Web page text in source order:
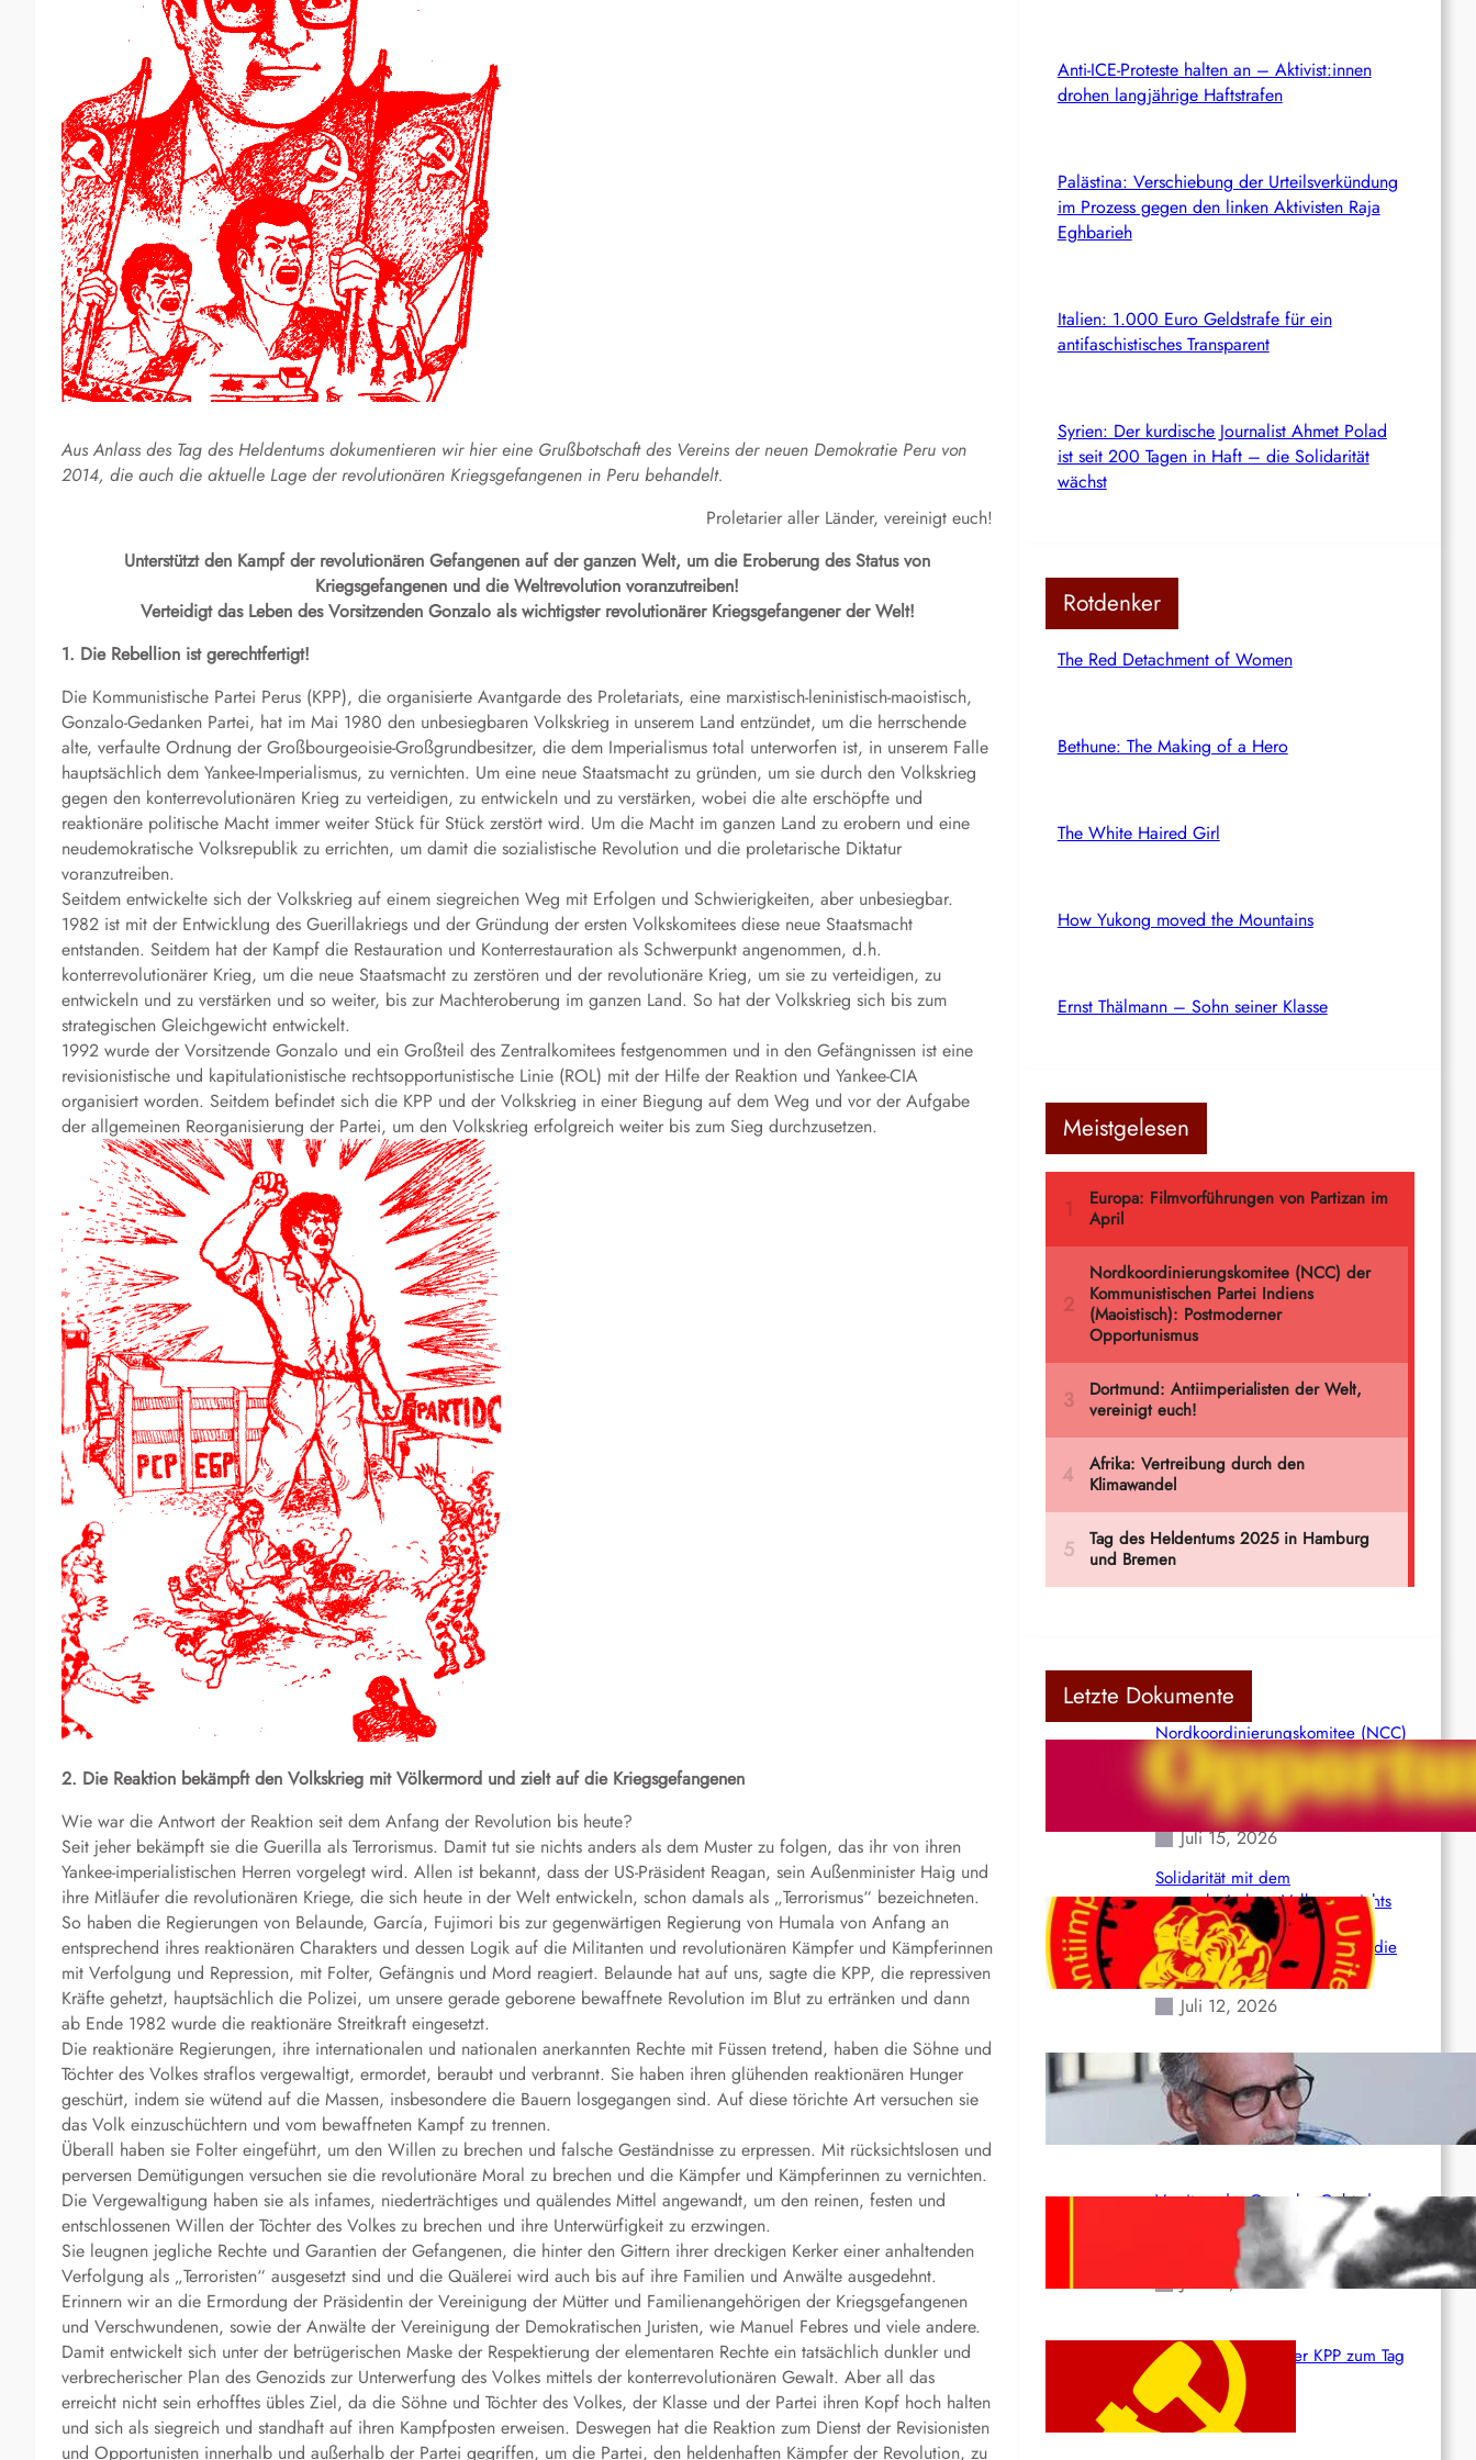
Aus Anlass des Tag des Heldentums dokumentieren wir hier eine Grußbotschaft des Vereins der neuen Demokratie Peru von
2014, die auch die aktuelle Lage der revolutionären Kriegsgefangenen in Peru behandelt.
Proletarier aller Länder, vereinigt euch!
Unterstützt den Kampf der revolutionären Gefangenen auf der ganzen Welt, um die Eroberung des Status von
Kriegsgefangenen und die Weltrevolution voranzutreiben!
Verteidigt das Leben des Vorsitzenden Gonzalo als wichtigster revolutionärer Kriegsgefangener der Welt!
1. Die Rebellion ist gerechtfertigt!
Die Kommunistische Partei Perus (KPP), die organisierte Avantgarde des Proletariats, eine marxistisch-leninistisch-maoistisch,
Gonzalo-Gedanken Partei, hat im Mai 1980 den unbesiegbaren Volkskrieg in unserem Land entzündet, um die herrschende
alte, verfaulte Ordnung der Großbourgeoisie-Großgrundbesitzer, die dem Imperialismus total unterworfen ist, in unserem Falle
hauptsächlich dem Yankee-Imperialismus, zu vernichten. Um eine neue Staatsmacht zu gründen, um sie durch den Volkskrieg
gegen den konterrevolutionären Krieg zu verteidigen, zu entwickeln und zu verstärken, wobei die alte erschöpfte und
reaktionäre politische Macht immer weiter Stück für Stück zerstört wird. Um die Macht im ganzen Land zu erobern und eine
neudemokratische Volksrepublik zu errichten, um damit die sozialistische Revolution und die proletarische Diktatur
voranzutreiben.
Seitdem entwickelte sich der Volkskrieg auf einem siegreichen Weg mit Erfolgen und Schwierigkeiten, aber unbesiegbar.
1982 ist mit der Entwicklung des Guerillakriegs und der Gründung der ersten Volkskomitees diese neue Staatsmacht
entstanden. Seitdem hat der Kampf die Restauration und Konterrestauration als Schwerpunkt angenommen, d.h.
konterrevolutionärer Krieg, um die neue Staatsmacht zu zerstören und der revolutionäre Krieg, um sie zu verteidigen, zu
entwickeln und zu verstärken und so weiter, bis zur Machteroberung im ganzen Land. So hat der Volkskrieg sich bis zum
strategischen Gleichgewicht entwickelt.
1992 wurde der Vorsitzende Gonzalo und ein Großteil des Zentralkomitees festgenommen und in den Gefängnissen ist eine
revisionistische und kapitulationistische rechtsopportunistische Linie (ROL) mit der Hilfe der Reaktion und Yankee-CIA
organisiert worden. Seitdem befindet sich die KPP und der Volkskrieg in einer Biegung auf dem Weg und vor der Aufgabe
der allgemeinen Reorganisierung der Partei, um den Volkskrieg erfolgreich weiter bis zum Sieg durchzusetzen.
2. Die Reaktion bekämpft den Volkskrieg mit Völkermord und zielt auf die Kriegsgefangenen
Wie war die Antwort der Reaktion seit dem Anfang der Revolution bis heute?
Seit jeher bekämpft sie die Guerilla als Terrorismus. Damit tut sie nichts anders als dem Muster zu folgen, das ihr von ihren
Yankee-imperialistischen Herren vorgelegt wird. Allen ist bekannt, dass der US-Präsident Reagan, sein Außenminister Haig und
ihre Mitläufer die revolutionären Kriege, die sich heute in der Welt entwickeln, schon damals als „Terrorismus“ bezeichneten.
So haben die Regierungen von Belaunde, García, Fujimori bis zur gegenwärtigen Regierung von Humala von Anfang an
entsprechend ihres reaktionären Charakters und dessen Logik auf die Militanten und revolutionären Kämpfer und Kämpferinnen
mit Verfolgung und Repression, mit Folter, Gefängnis und Mord reagiert. Belaunde hat auf uns, sagte die KPP, die repressiven
Kräfte gehetzt, hauptsächlich die Polizei, um unsere gerade geborene bewaffnete Revolution im Blut zu ertränken und dann
ab Ende 1982 wurde die reaktionäre Streitkraft eingesetzt.
Die reaktionäre Regierungen, ihre internationalen und nationalen anerkannten Rechte mit Füssen tretend, haben die Söhne und
Töchter des Volkes straflos vergewaltigt, ermordet, beraubt und verbrannt. Sie haben ihren glühenden reaktionären Hunger
geschürt, indem sie wütend auf die Massen, insbesondere die Bauern losgegangen sind. Auf diese törichte Art versuchen sie
das Volk einzuschüchtern und vom bewaffneten Kampf zu trennen.
Überall haben sie Folter eingeführt, um den Willen zu brechen und falsche Geständnisse zu erpressen. Mit rücksichtslosen und
perversen Demütigungen versuchen sie die revolutionäre Moral zu brechen und die Kämpfer und Kämpferinnen zu vernichten.
Die Vergewaltigung haben sie als infames, niederträchtiges und quälendes Mittel angewandt, um den reinen, festen und
entschlossenen Willen der Töchter des Volkes zu brechen und ihre Unterwürfigkeit zu erzwingen.
Sie leugnen jegliche Rechte und Garantien der Gefangenen, die hinter den Gittern ihrer dreckigen Kerker einer anhaltenden
Verfolgung als „Terroristen“ ausgesetzt sind und die Quälerei wird auch bis auf ihre Familien und Anwälte ausgedehnt.
Erinnern wir an die Ermordung der Präsidentin der Vereinigung der Mütter und Familienangehörigen der Kriegsgefangenen
und Verschwundenen, sowie der Anwälte der Vereinigung der Demokratischen Juristen, wie Manuel Febres und viele andere.
Damit entwickelt sich unter der betrügerischen Maske der Respektierung der elementaren Rechte ein tatsächlich dunkler und
verbrecherischer Plan des Genozids zur Unterwerfung des Volkes mittels der konterrevolutionären Gewalt. Aber all das
erreicht nicht sein erhofftes übles Ziel, da die Söhne und Töchter des Volkes, der Klasse und der Partei ihren Kopf hoch halten
und sich als siegreich und standhaft auf ihren Kampfposten erweisen. Deswegen hat die Reaktion zum Dienst der Revisionisten
und Opportunisten innerhalb und außerhalb der Partei gegriffen, um die Partei, den heldenhaften Kämpfer der Revolution, zu
Anti-ICE-Proteste halten an – Aktivist:innen
drohen langjährige Haftstrafen
Palästina: Verschiebung der Urteilsverkündung
im Prozess gegen den linken Aktivisten Raja
Eghbarieh
Italien: 1.000 Euro Geldstrafe für ein
antifaschistisches Transparent
Syrien: Der kurdische Journalist Ahmet Polad
ist seit 200 Tagen in Haft – die Solidarität
wächst
Rotdenker
The Red Detachment of Women
Bethune: The Making of a Hero
The White Haired Girl
How Yukong moved the Mountains
Ernst Thälmann – Sohn seiner Klasse
Meistgelesen
Letzte Dokumente
Nordkoordinierungskomitee (NCC)
der Kommunistischen Partei Indiens
(Maoistisch): Postmoderner
Opportunismus
Juli 15, 2026
Solidarität mit dem
venezolanischem Volk angesichts
der verlorenen Leben und der
katastrophalen Situation durch die
Erdbeben des 24. Juni!
Juli 12, 2026
Indien: „Die Politik der
Kapitulation“ von K. Murali (Ajith)
Juli 1, 2026
Vorsitzender Gonzalo: Gebt das
Leben für die Partei und die
Juni 19, 2026
Beschluss des ZK der KPP zum Tag
des Heldentums
Juni 19, 2026